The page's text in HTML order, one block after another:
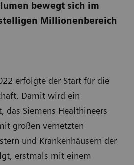
bewegt sich im
Millionenbereich
erfolgte der Start für die
Damit wird ein
das Siemens Healthineers
großen vernetzten
und Krankenhäusern der
erstmals mit einem